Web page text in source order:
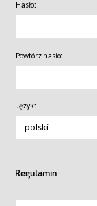
Hasło:
Powtórz hasło:
Język:
polski
Regulamin